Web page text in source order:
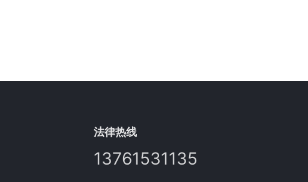
法律热线
13761531135